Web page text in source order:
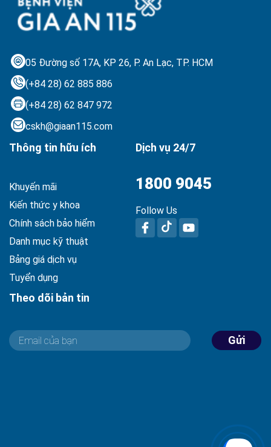
05 Đường số 17A, KP 26, P. An Lạc, TP. HCM
(+84 28) 62 885 886
(+84 28) 62 847 972
cskh@giaan115.com
Thông tin hữu ích
Khuyến mãi
Kiến thức y khoa
Chính sách bảo hiểm
Danh mục kỹ thuật
Bảng giá dịch vụ
Tuyển dụng
Dịch vụ 24/7
1800 9045
Follow Us
Theo dõi bản tin
Gửi